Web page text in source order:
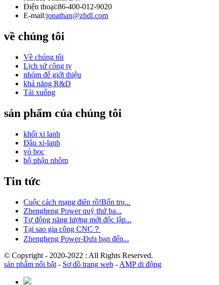
Điện thoại:86-400-012-9020
E-mail:jonathan@zhdl.com
về chúng tôi
Về chúng tôi
Lịch sử công ty
nhóm để giới thiệu
khả năng R&D
Tải xuống
sản phẩm của chúng tôi
khối xi lanh
Đầu xi-lanh
vỏ bọc
bộ phận nhôm
Tin tức
Cuộc cách mạng điên rồ!Bốn trụ...
Zhengheng Power quý thứ ba...
Tự động năng lượng mới độc lập...
Tại sao gia công CNC？
Zhengheng Power-Đưa bạn đến...
© Copyright - 2020-2022 : All Rights Reserved.
sản phẩm nổi bật - Sơ đồ trang web - AMP di động